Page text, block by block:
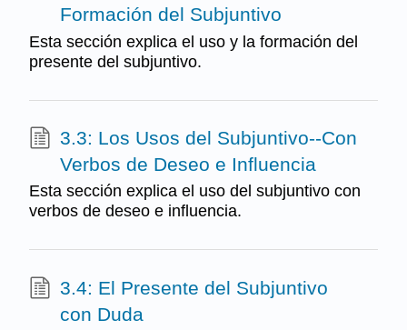
Formación del Subjuntivo
Esta sección explica el uso y la formación del
presente del subjuntivo.
3.3: Los Usos del Subjuntivo--Con
Verbos de Deseo e Influencia
Esta sección explica el uso del subjuntivo con
verbos de deseo e influencia.
3.4: El Presente del Subjuntivo
con Duda